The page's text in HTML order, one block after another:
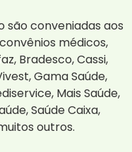
são conveniadas aos
médicos,
Bradesco, Cassi,
Gama Saúde,
Mais Saúde,
Saúde Caixa,
outros.